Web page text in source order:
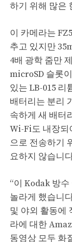
하기 위해 많은
이 카메라는
추고 있지만
4배 광학 줌만
microSD 슬롯
있는 LB-015 리
배터리는 분리
속하게 새 배터
Wi-Fi도 내장되
으로 전송하기
요하지 않습니
“이 Kodak 방
놀라게 했습니
및 야외 활동에
라에 대한
동영상 모두 화